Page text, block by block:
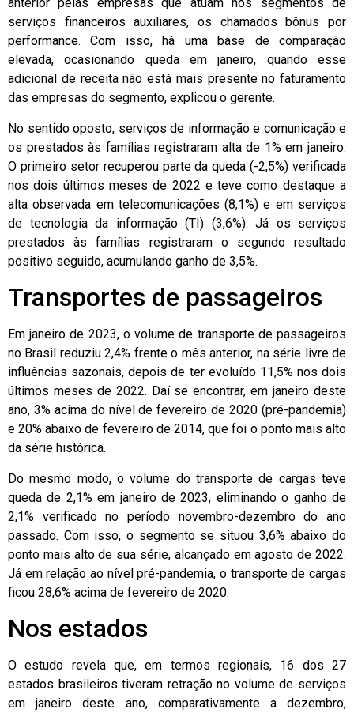
anterior pelas empresas que atuam nos segmentos de
serviços financeiros auxiliares, os chamados bônus por
performance. Com isso, há uma base de comparação
elevada, ocasionando queda em janeiro, quando esse
adicional de receita não está mais presente no faturamento
das empresas do segmento, explicou o gerente.
No sentido oposto, serviços de informação e comunicação e
os prestados às famílias registraram alta de 1% em janeiro.
O primeiro setor recuperou parte da queda (-2,5%) verificada
nos dois últimos meses de 2022 e teve como destaque a
alta observada em telecomunicações (8,1%) e em serviços
de tecnologia da informação (TI) (3,6%). Já os serviços
prestados às famílias registraram o segundo resultado
positivo seguido, acumulando ganho de 3,5%.
Transportes de passageiros
Em janeiro de 2023, o volume de transporte de passageiros
no Brasil reduziu 2,4% frente o mês anterior, na série livre de
influências sazonais, depois de ter evoluído 11,5% nos dois
últimos meses de 2022. Daí se encontrar, em janeiro deste
ano, 3% acima do nível de fevereiro de 2020 (pré-pandemia)
e 20% abaixo de fevereiro de 2014, que foi o ponto mais alto
da série histórica.
Do mesmo modo, o volume do transporte de cargas teve
queda de 2,1% em janeiro de 2023, eliminando o ganho de
2,1% verificado no período novembro-dezembro do ano
passado. Com isso, o segmento se situou 3,6% abaixo do
ponto mais alto de sua série, alcançado em agosto de 2022.
Já em relação ao nível pré-pandemia, o transporte de cargas
ficou 28,6% acima de fevereiro de 2020.
Nos estados
O estudo revela que, em termos regionais, 16 dos 27
estados brasileiros tiveram retração no volume de serviços
em janeiro deste ano, comparativamente a dezembro,